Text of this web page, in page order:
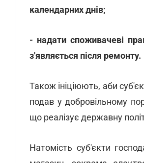
календарних днів;
- надати споживачеві
з'являється після ремонту.
Також ініціюють, аби
подав у добровільному
що реалізує державну
Натомість суб'єкти